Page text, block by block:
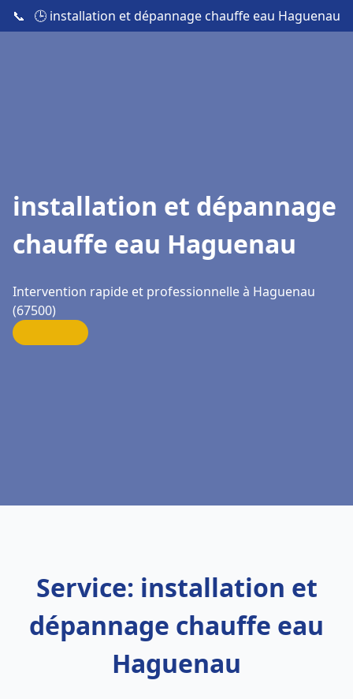
📞 🕒 installation et dépannage chauffe eau Haguenau
installation et dépannage
chauffe eau Haguenau
Intervention rapide et professionnelle à Haguenau
(67500)
Service: installation et
dépannage chauffe eau
Haguenau